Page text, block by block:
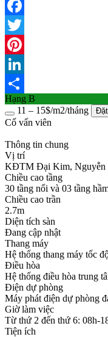
Facebook
Twitter
Pinterest
LinkedIn
Share
Hạng B
11 – 15$/m2/tháng
Cố vấn viên
Thông tin chung
Vị trí
KĐTM Đại Kim, Nguyễn
Chiều cao tầng
30 tầng nổi và 03 tầng
Chiều cao trần
2.7m
Diện tích sàn
Đang cập nhật
Thang máy
Hệ thống thang máy tốc
Điều hòa
Hệ thống điều hòa trung
Điện dự phòng
Máy phát điện dự phòng
Giờ làm việc
Từ thứ 2 đến thứ 6: 08h-
Tiện ích